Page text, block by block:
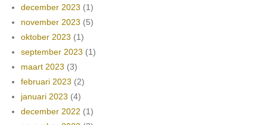
december 2023 (1)
november 2023 (5)
oktober 2023 (1)
september 2023 (1)
maart 2023 (3)
februari 2023 (2)
januari 2023 (4)
december 2022 (1)